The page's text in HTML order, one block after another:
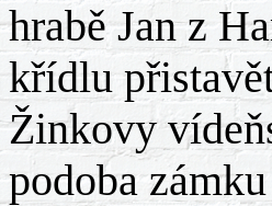
hrabě Jan z
křídlu
Žinkovy
podoba